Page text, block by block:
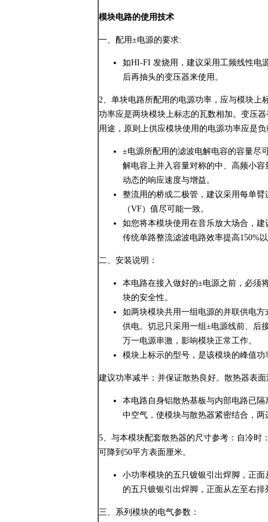
模块电路的使用技术
一、配用±电源的要求:
如HI-FI 发烧用，建议采用工频线性电
后再抽头的变压器来使用。
2、单块电路所配用的电源功率，应与模块上
功率应是两块模块上标志的瓦数相加。变压
用途，原则上供应模块使用的电源功率应是
±电源所配用的滤波电解电容的容量尽
解电容上并入容量对称的中、高频小
动态的响应速度与增益。
整流用的桥或二极管，建议采用每单
（VF）值尽可能一致。
如您将本模块使用在音乐放大场合，
传统单路整流滤波电路效率提高150%
二、安装说明：
本电路在接入做好的±电源之前，必须
块的安全性。
如两块模块共用一组电源的并联供电
供电。切忌只采用一组±电源线前、后
万一电源串激，影响模块正常工作。
模块上标示的型号，是该模块的峰值
建议功率减半；并保证散热良好。散热器表
本电路自身铝散热基板与内部电路已
中空气，使模块与散热器紧密结合，
5、与本模块配套散热器的尺寸参考：自冷时
可降到50平方表面厘米。
小功率模块的五只镀银引出焊脚，正
的五只镀银引出焊脚，正面从左至右
三、系列模块的电气参数：